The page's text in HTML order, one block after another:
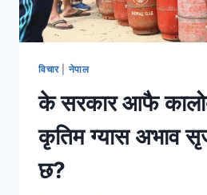
विचार| नेपाल
के सरकार आफै
कृतिम ग्यास अभाव
छ?